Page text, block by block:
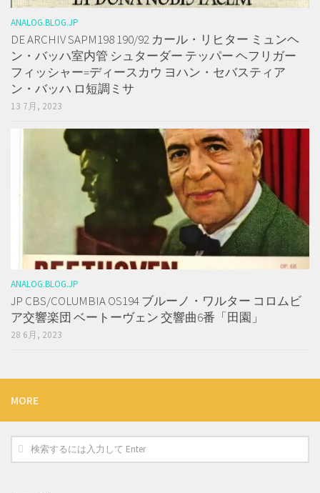
ANALOG.BLOG.JP
DE ARCHIV SAPM198 190/92 カール・リヒター ミュンヘ
ン・バッハ室内管 シュターダー テッパー ヘフリガー
フィッシャー=ディースカウ ヨハン・セバスティア
ン・バッハ ロ短調ミサ
13 7月, 2023
ANALOG.BLOG.JP
JP CBS/COLUMBIA OS194 ブルーノ・ワルター コロムビ
ア交響楽団 ベートーヴェン 交響曲6番「田園」
28 6月, 2023
MORE